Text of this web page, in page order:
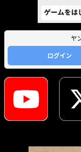
ヤ
ログイン